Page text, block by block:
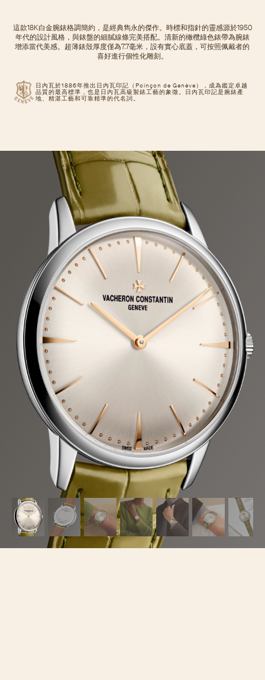
日內瓦於1886年推出日內瓦印記（Poinçon de Genève），成為鑑定卓越
品質的最高標準，也是日內瓦高級製錶工藝的象徵。日內瓦印記是腕錶產
地、精湛工藝和可靠精準的代名詞。
這款18K白金腕錶格調簡約，是經典雋永的傑作。時標和指針的靈感源於1950
年代的設計風格，與錶盤的細膩線條完美搭配。清新的橄欖綠色錶帶為腕錶
增添當代美感。超薄錶殼厚度僅為7.7毫米，設有實心底蓋，可按照佩戴者的
喜好進行個性化雕刻。